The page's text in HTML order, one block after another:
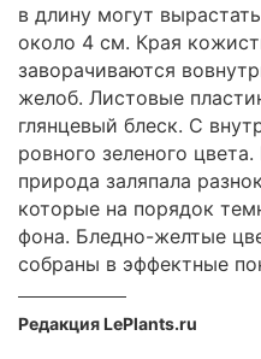
в длину могут
около 4 см. Края
заворачиваются
желоб. Листовые
глянцевый блеск. С
ровного зеленого
природа заляпала
которые на порядок
фона. Бледно-желтые
собраны в эффектные
Редакция LePlants.ru